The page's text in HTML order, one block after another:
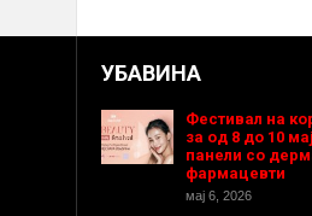
УБАВИНА
Фестивал на
за од 8 до 10
панели со
фармацевти
мај 6, 2026